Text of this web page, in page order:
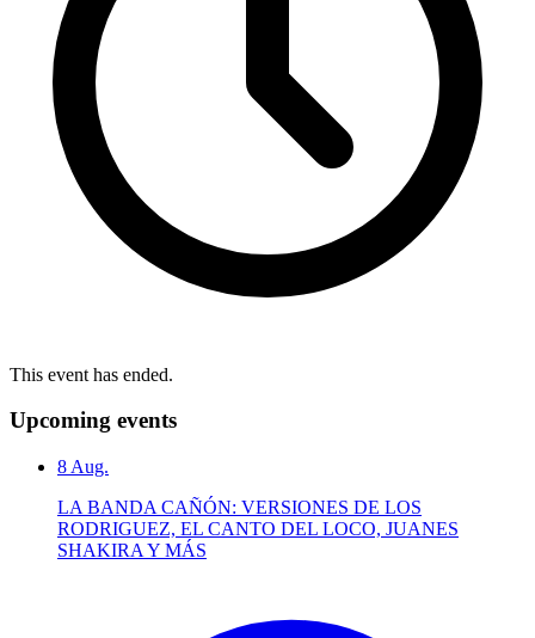
This event has ended.
Upcoming events
8 Aug.
LA BANDA CAÑÓN: VERSIONES DE LOS
RODRIGUEZ, EL CANTO DEL LOCO, JUANES
SHAKIRA Y MÁS